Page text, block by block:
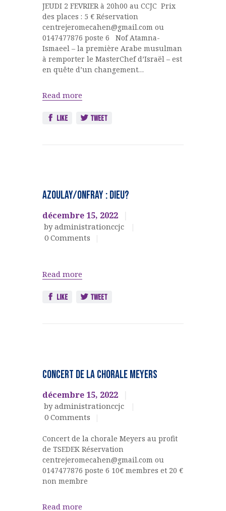
JEUDI 2 FEVRIER à 20h00 au CCJC Prix
des places : 5 € Réservation
centrejeromecahen@gmail.com ou
0147477876 poste 6 Nof Atamna-
Ismaeel – la première Arabe musulman
à remporter le MasterChef d’Israël – est
en quête d’un changement…
Read more
Like Tweet
Azoulay/Onfray : Dieu?
décembre 15, 2022
by administrationccjc
0 Comments
Read more
Like Tweet
EVENEMENTS
CONCERT DE LA CHORALE MEYERS
décembre 15, 2022
by administrationccjc
0 Comments
Concert de la chorale Meyers au profit
de TSEDEK Réservation
centrejeromecahen@gmail.com ou
0147477876 poste 6 10€ membres et 20 €
non membre
Read more